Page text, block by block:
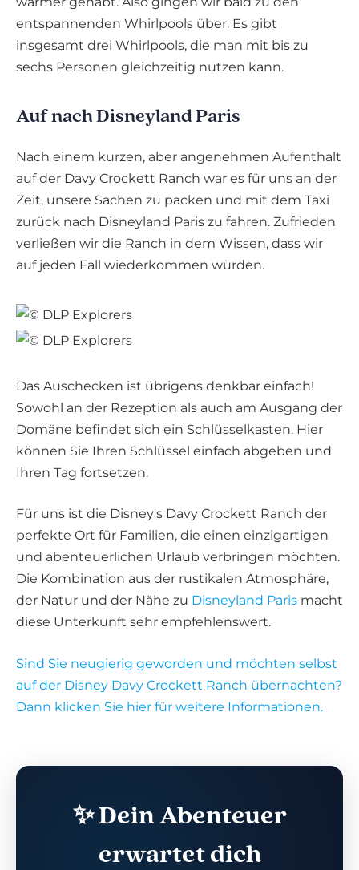
entspannenden Whirlpools über. Es gibt
insgesamt drei Whirlpools, die man mit bis zu
sechs Personen gleichzeitig nutzen kann.
Auf nach Disneyland Paris
Nach einem kurzen, aber angenehmen Aufenthalt
auf der Davy Crockett Ranch war es für uns an der
Zeit, unsere Sachen zu packen und mit dem Taxi
zurück nach Disneyland Paris zu fahren. Zufrieden
verließen wir die Ranch in dem Wissen, dass wir
auf jeden Fall wiederkommen würden.
Das Auschecken ist übrigens denkbar einfach!
Sowohl an der Rezeption als auch am Ausgang der
Domäne befindet sich ein Schlüsselkasten. Hier
können Sie Ihren Schlüssel einfach abgeben und
Ihren Tag fortsetzen.
Für uns ist die Disney's Davy Crockett Ranch der
perfekte Ort für Familien, die einen einzigartigen
und abenteuerlichen Urlaub verbringen möchten.
Die Kombination aus der rustikalen Atmosphäre,
der Natur und der Nähe zu Disneyland Paris macht
diese Unterkunft sehr empfehlenswert.
Sind Sie neugierig geworden und möchten selbst
auf der Disney Davy Crockett Ranch übernachten?
Dann klicken Sie hier für weitere Informationen.
✨ Dein Abenteuer
erwartet dich